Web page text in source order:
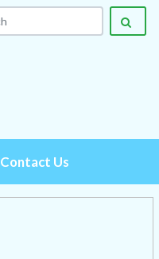
Contact Us